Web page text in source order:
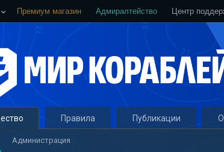
Премиум магазин Адмиралтейство Центр
Администрация
Правила Публикации